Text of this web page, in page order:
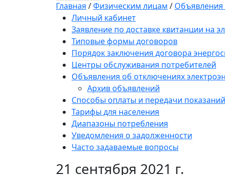
Главная /Физическим лицам / Объявления
Личный кабинет
Заявление по доставке квитанции на
Типовые формы договоров
Порядок заключения договора
Центры обслуживания потребителей
Объявления об отключениях
Архив объявлений
Способы оплаты и передачи показаний
Тарифы для населения
Диапазоны потребления
Уведомления о задолженности
Часто задаваемые вопросы
21 сентября 2021 г.